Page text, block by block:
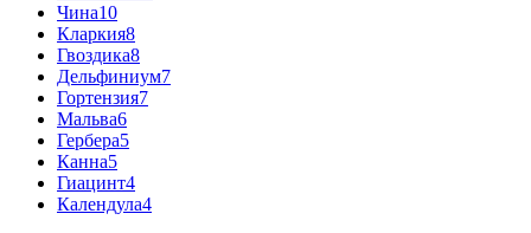
Чина10
Кларкия8
Гвоздика8
Дельфиниум7
Гортензия7
Мальва6
Гербера5
Канна5
Гиацинт4
Календула4